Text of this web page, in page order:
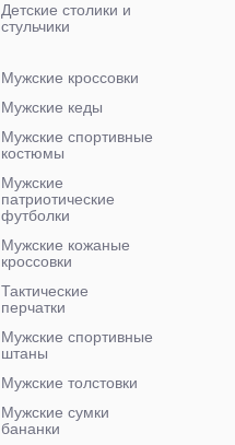
Детские столики и
стульчики
Мужские кроссовки
Мужские кеды
Мужские спортивные
костюмы
Мужские
патриотические
футболки
Мужские кожаные
кроссовки
Тактические
перчатки
Мужские спортивные
штаны
Мужские толстовки
Мужские сумки
бананки